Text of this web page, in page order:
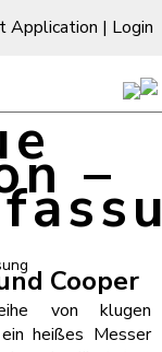
Application | Login
–
Cooper
von klugen
heißes Messer